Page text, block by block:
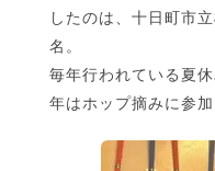
したのは、十日町市
名。
毎年行われている夏
年はホップ摘みに参加